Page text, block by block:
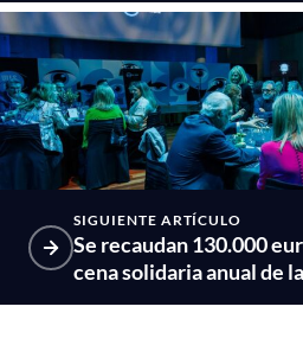
SIGUIENTE ARTÍCULO
Se recaudan 130.000
cena solidaria anual de